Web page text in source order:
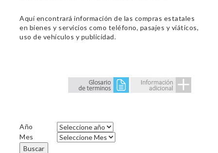
Aquí encontrará información de las compras estatales
en bienes y servicios como teléfono, pasajes y viáticos,
uso de vehículos y publicidad.
Año
Mes
Buscar